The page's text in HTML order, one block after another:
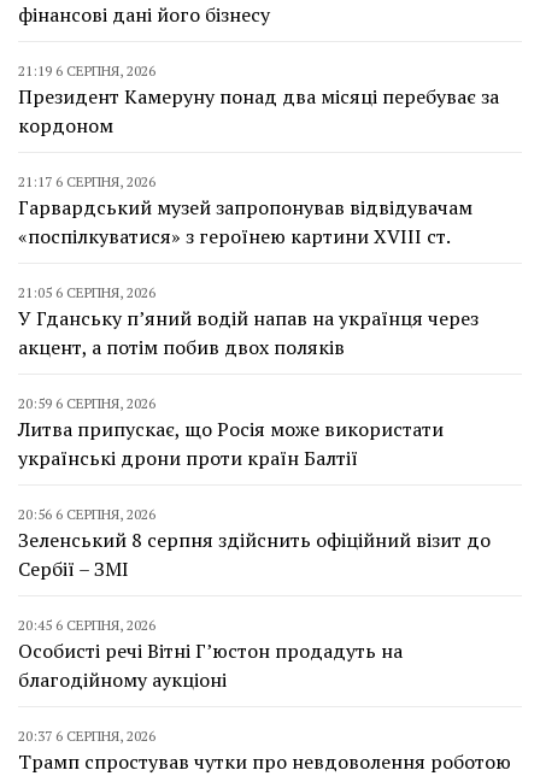
фінансові дані його бізнесу
21:19 6 СЕРПНЯ, 2026
Президент Камеруну понад два місяці перебуває за
кордоном
21:17 6 СЕРПНЯ, 2026
Гарвардський музей запропонував відвідувачам
«поспілкуватися» з героїнею картини XVIII ст.
21:05 6 СЕРПНЯ, 2026
У Гданську п’яний водій напав на українця через
акцент, а потім побив двох поляків
20:59 6 СЕРПНЯ, 2026
Литва припускає, що Росія може використати
українські дрони проти країн Балтії
20:56 6 СЕРПНЯ, 2026
Зеленський 8 серпня здійснить офіційний візит до
Сербії – ЗМІ
20:45 6 СЕРПНЯ, 2026
Особисті речі Вітні Г’юстон продадуть на
благодійному аукціоні
20:37 6 СЕРПНЯ, 2026
Трамп спростував чутки про невдоволення роботою